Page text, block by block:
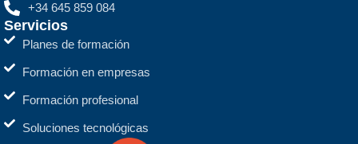
+34 645 859 084
Servicios
Planes de formación
Formación en empresas
Formación profesional
Soluciones tecnológicas